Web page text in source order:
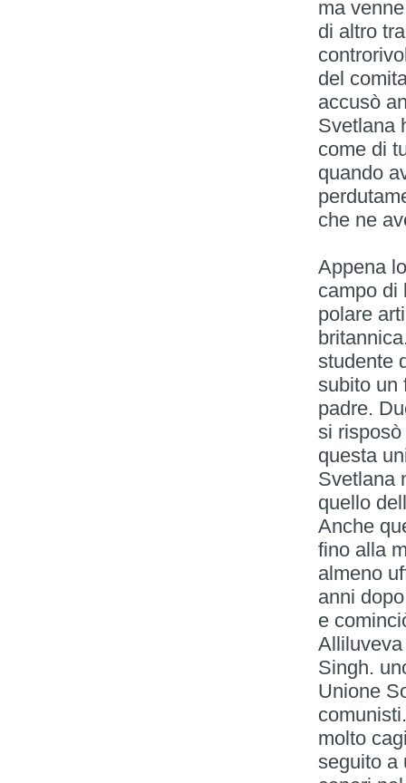
ma
di altro
del
accusò
Svetlana
come di
quando
che ne
Appena
campo di
polare
studente
subito un
padre.
si
questa
Svetlana
quello
Anche
fino alla
almeno
anni
e
Singh.
Unione
molto
seguito a